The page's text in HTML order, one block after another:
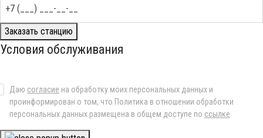
Заказать станцию
Условия обслуживания
Даю согласие на обработку моих персональных данных и
проинформирован о том, что Политика в отношении обработки
персональных данных размещена в общем доступе по ссылке